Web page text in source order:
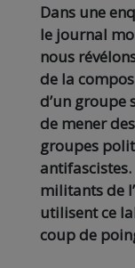
Dans une
le journal
nous
de la
d’un groupe
de mener
groupes
antifascistes.
militants de
utilisent ce
coup de